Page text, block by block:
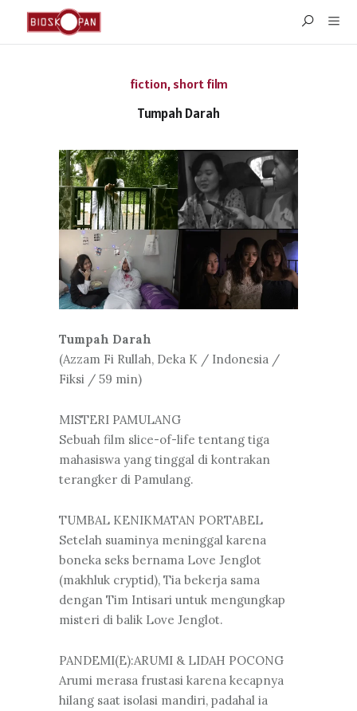
fiction, short film
Tumpah Darah
Tumpah Darah
(Azzam Fi Rullah, Deka K / Indonesia /
Fiksi / 59 min)
MISTERI PAMULANG
Sebuah film slice-of-life tentang tiga
mahasiswa yang tinggal di kontrakan
terangker di Pamulang.
TUMBAL KENIKMATAN PORTABEL
Setelah suaminya meninggal karena
boneka seks bernama Love Jenglot
(makhluk cryptid), Tia bekerja sama
dengan Tim Intisari untuk mengungkap
misteri di balik Love Jenglot.
PANDEMI(E):ARUMI & LIDAH POCONG
Arumi merasa frustasi karena kecapnya
hilang saat isolasi mandiri, padahal ia